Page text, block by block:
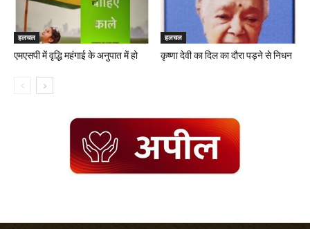
हलचल
एमएसपी में वृद्धि महंगाई के अनुपात में हो
हलचल
कृष्णा देवी का दिल का दौरा पड़ने से निधन